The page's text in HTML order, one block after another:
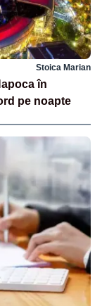
Stoica Marian
în
pe noapte